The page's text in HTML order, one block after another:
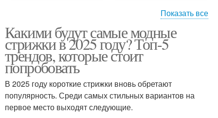
Мужские стрижки
Показать все
Какими будут самые модные
стрижки в 2025 году? Топ-5
трендов, которые стоит
попробовать
В 2025 году короткие стрижки вновь обретают
популярность. Среди самых стильных вариантов на
первое место выходят следующие.